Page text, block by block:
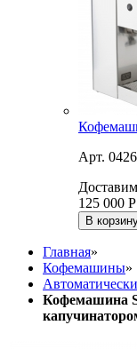
Арт.
125 000 Р
В
Главная»
Кофемашины»
Кофемашина